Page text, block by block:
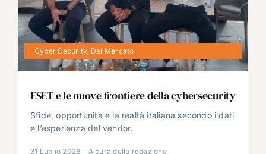
Cyber Security, Dal Mercato
ESET e le nuove frontiere della cybersecurity
Sfide, opportunità e la realtà italiana secondo i dati
e l’esperienza del vendor.
31 Luglio 2026 · A cura della redazione